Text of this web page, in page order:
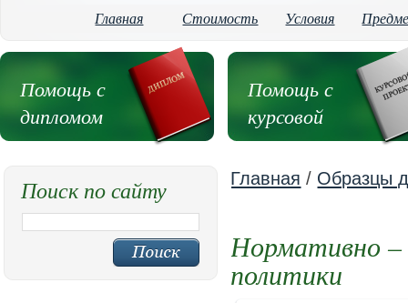
Главная Стоимость Условия
Помощь с
дипломом
Помощь с
курсовой
Главная / Образцы
Нормативно –
политики
Поиск по сайту